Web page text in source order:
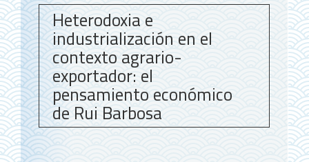
Heterodoxia e
industrialización en el
contexto agrario-
exportador: el
pensamiento económico
de Rui Barbosa